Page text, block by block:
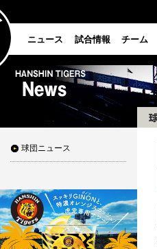
ニュース 試合情報 チーム
球団ニュース